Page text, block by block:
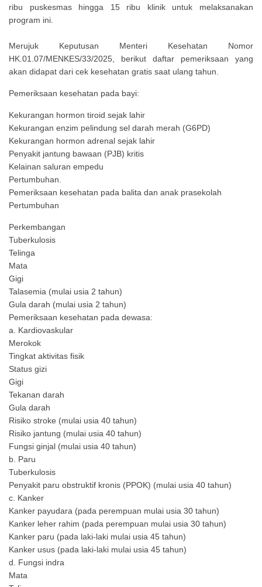
ribu puskesmas hingga 15 ribu klinik untuk melaksanakan
program ini.
Merujuk Keputusan Menteri Kesehatan Nomor
HK.01.07/MENKES/33/2025, berikut daftar pemeriksaan yang
akan didapat dari cek kesehatan gratis saat ulang tahun.
Pemeriksaan kesehatan pada bayi:
Kekurangan hormon tiroid sejak lahir
Kekurangan enzim pelindung sel darah merah (G6PD)
Kekurangan hormon adrenal sejak lahir
Penyakit jantung bawaan (PJB) kritis
Kelainan saluran empedu
Pertumbuhan.
Pemeriksaan kesehatan pada balita dan anak prasekolah
Pertumbuhan
Perkembangan
Tuberkulosis
Telinga
Mata
Gigi
Talasemia (mulai usia 2 tahun)
Gula darah (mulai usia 2 tahun)
Pemeriksaan kesehatan pada dewasa:
a. Kardiovaskular
Merokok
Tingkat aktivitas fisik
Status gizi
Gigi
Tekanan darah
Gula darah
Risiko stroke (mulai usia 40 tahun)
Risiko jantung (mulai usia 40 tahun)
Fungsi ginjal (mulai usia 40 tahun)
b. Paru
Tuberkulosis
Penyakit paru obstruktif kronis (PPOK) (mulai usia 40 tahun)
c. Kanker
Kanker payudara (pada perempuan mulai usia 30 tahun)
Kanker leher rahim (pada perempuan mulai usia 30 tahun)
Kanker paru (pada laki-laki mulai usia 45 tahun)
Kanker usus (pada laki-laki mulai usia 45 tahun)
d. Fungsi indra
Mata